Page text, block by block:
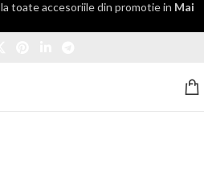
la toate accesoriile din promotie in Mai